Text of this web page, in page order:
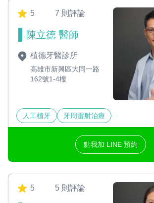
5 7 則評論
陳立德 醫師
植德牙醫診所
高雄市新興區大同一路
162號1-4樓
人工植牙 牙周雷射治療
點我加 LINE 預約
5 5 則評論